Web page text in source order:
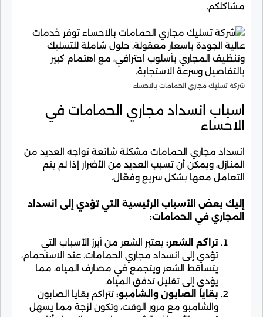
مشاكلكم.
شركة تسليك مجاري الحمامات بالاحساء
اسباب انسداد مجاري الحمامات في
الاحساء
انسداد مجاري الحمامات مشكلة شائعة تواجه العديد من
المنازل، ويمكن أن تسبب العديد من الأضرار إذا لم يتم
التعامل معها بشكل سريع وفعّال.
إليك بعض الأسباب الرئيسية التي تؤدي إلى انسداد
المجاري في الحمامات:
تراكم الشعر: يعتبر الشعر من أبرز الأسباب التي
تؤدي إلى انسداد مجاري الحمامات. عند الاستحمام،
يتساقط الشعر ويتجمع في مصارف المياه، مما
يؤدي إلى تقليل تدفق المياه.
بقايا الصابون والشامبو: تتراكم بقايا الصابون
والشامبو مع مرور الوقت، وتكون لزجة مما يسهل